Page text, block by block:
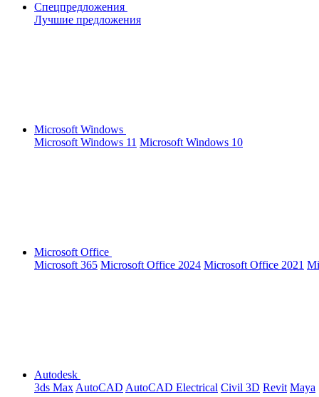
Спецпредложения
Лучшие предложения
Microsoft Windows
Microsoft Windows 11 Microsoft Windows 10
Microsoft Office
Microsoft 365 Microsoft Office 2024 Microsoft Office 2021
Autodesk
3ds Max AutoCAD AutoCAD Electrical Civil 3D Revit Maya